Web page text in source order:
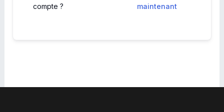
compte ?
maintenant